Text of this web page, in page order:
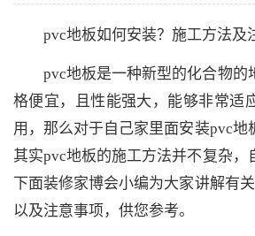
pvc地板如何安装？施工方法及
pvc地板是一种新型的化合物的
格便宜，且性能强大，能够非常适
用，那么对于自己家里面安装pvc地
其实pvc地板的施工方法并不复杂，
下面装修家博会小编为大家讲解有
以及注意事项，供您参考。